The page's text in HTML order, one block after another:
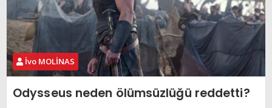
İvo MOLİNAS
Odysseus neden ölümsüzlüğü reddetti?